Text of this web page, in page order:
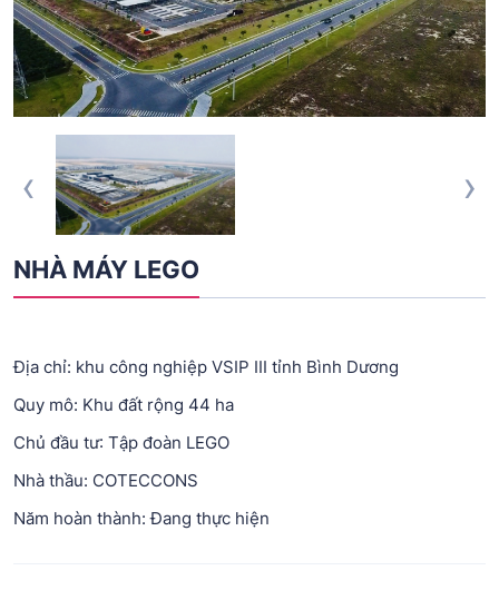
‹ ›
NHÀ MÁY LEGO
Địa chỉ: khu công nghiệp VSIP III tỉnh Bình Dương
Quy mô: Khu đất rộng 44 ha
Chủ đầu tư: Tập đoàn LEGO
Nhà thầu: COTECCONS
Năm hoàn thành: Đang thực hiện